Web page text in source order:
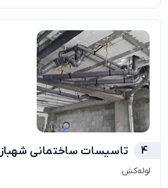
4 تاسیسات ساختمانی
لوله‌کش